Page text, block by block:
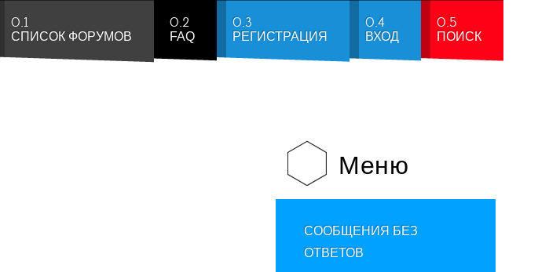
0.1
СПИСОК ФОРУМОВ
0.2
FAQ
0.3
РЕГИСТРАЦИЯ
0.4
ВХОД
0.5
ПОИСК
Меню
СООБЩЕНИЯ БЕЗ
ОТВЕТОВ